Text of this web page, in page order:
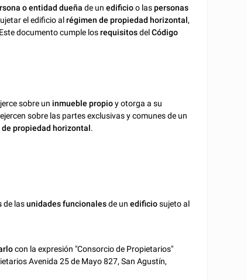
o entidad dueña de unedificioo laspersonas
el edificio alrégimen de propiedad horizontal,
documento cumple losrequisitosdelCódigo
sobre un inmueble propioy otorga a su
sobre las partes exclusivas y comunes de un
propiedad horizontal.
de lasunidades funcionalesde unedificiosujeto al
con la expresión "Consorcio de Propietarios"
Avenida 25 de Mayo 827, San Agustín,